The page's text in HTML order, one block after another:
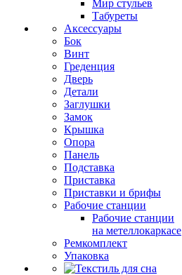
Мир стульев
Табуреты
Аксессуары
Бок
Винт
Греденция
Дверь
Детали
Заглушки
Замок
Крышка
Опора
Панель
Подставка
Приставка
Приставки и брифы
Рабочие станции
Рабочие станции
на метеллокаркасе
Ремкомплект
Упаковка